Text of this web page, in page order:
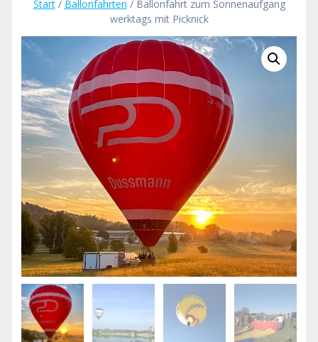
Start/ Ballonfahrten / Ballonfahrt zum Sonnenaufgang
werktags mit Picknick